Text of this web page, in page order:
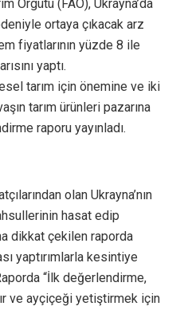
Örgütü (FAO), Ukrayna’da
ortaya çıkacak arz
fiyatlarının yüzde 8 ile
yaptı.
tarım için önemine ve iki
tarım ürünleri pazarına
raporu yayınladı.
olan Ukrayna’nın
hasat edip
dikkat çekilen raporda
yaptırımlarla kesintiye
“İlk değerlendirme,
ve ayçiçeği yetiştirmek için